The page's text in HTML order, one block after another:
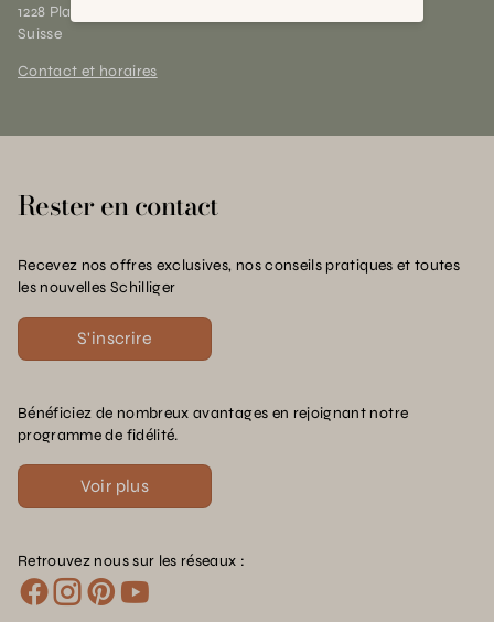
1228 Plan-les-Ouates (GE)
Suisse
Contact et horaires
Rester en contact
Recevez nos offres exclusives, nos conseils pratiques et toutes
les nouvelles Schilliger
S'inscrire
Bénéficiez de nombreux avantages en rejoignant notre
programme de fidélité.
Voir plus
Retrouvez nous sur les réseaux :